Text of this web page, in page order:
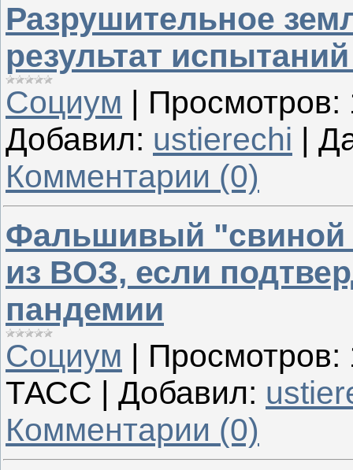
Разрушительное
результат
Социум | Просмотров:
Добавил: ustierechi |
Комментарии (0)
Фальшивый "свиной
из ВОЗ, если
пандемии
Социум | Просмотров:
ТАСС | Добавил:
Комментарии (0)